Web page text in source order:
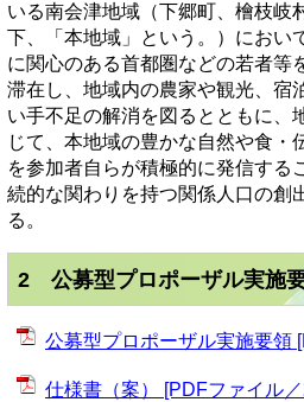
いる南会津地域（下郷町、檜枝岐
下、「本地域」という。）におい
に関心のある首都圏などの若者等
滞在し、地域内の農家や観光、宿
い手不足の解消を図るとともに、
じて、本地域の豊かな自然や食・
を参加者自らが積極的に発信する
続的な関わりを持つ関係人口の創
る。
2 公募型プロポーザル実施
公募型プロポーザル実施要領
仕様書（案） [PDFファイル